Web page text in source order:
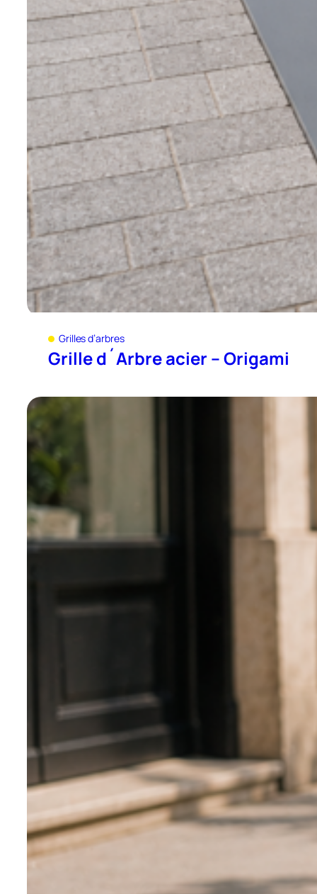
Grilles d’arbres
Grille d´Arbre acier – Origami